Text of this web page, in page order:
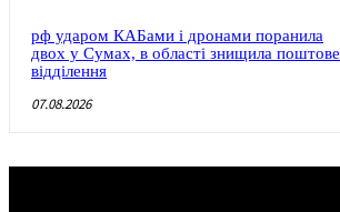
рф ударом КАБами і дронами поранила
двох у Сумах, в області знищила поштове
відділення
07.08.2026